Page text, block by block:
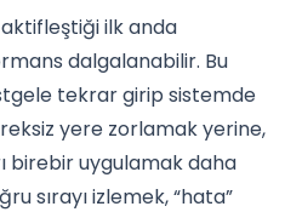
aktifleştiği ilk anda
dalgalanabilir. Bu
tekrar girip sistemde
yere zorlamak yerine,
birebir uygulamak daha
sırayı izlemek, “hata”